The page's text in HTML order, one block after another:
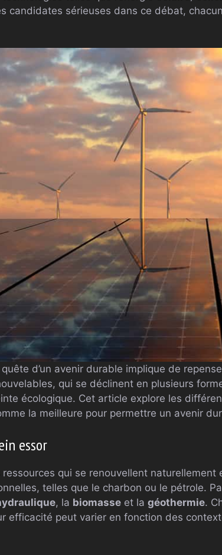
candidates sérieuses dans ce débat,
d’un avenir durable implique de
qui se déclinent en plusieurs
écologique. Cet article explore les
la meilleure pour permettre un avenir
essor
qui se renouvellent
telles que le charbon ou le pétrole.
, la biomasse et la géothermie.
efficacité peut varier en fonction des